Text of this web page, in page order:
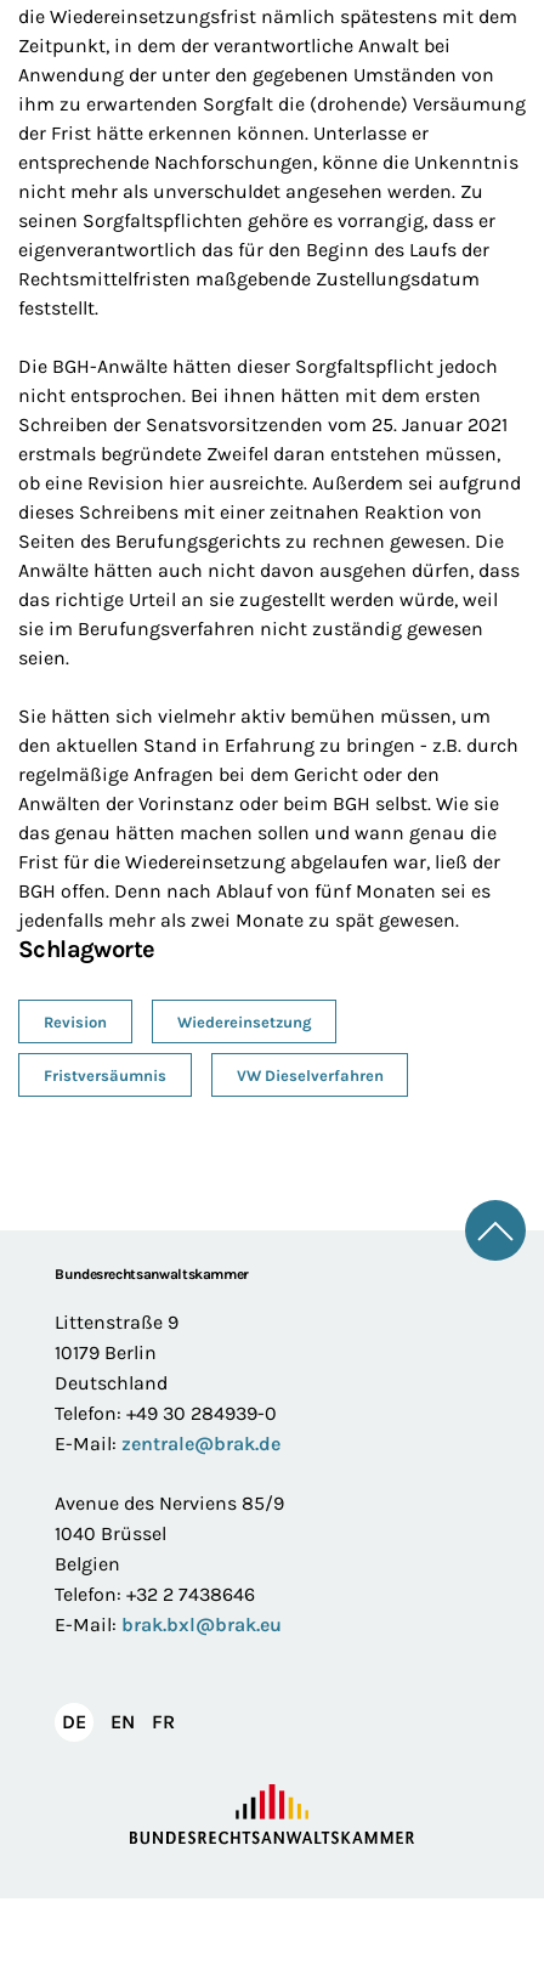
die Wiedereinsetzungsfrist nämlich spätestens mit dem
Zeitpunkt, in dem der verantwortliche Anwalt bei
Anwendung der unter den gegebenen Umständen von
ihm zu erwartenden Sorgfalt die (drohende) Versäumung
der Frist hätte erkennen können. Unterlasse er
entsprechende Nachforschungen, könne die Unkenntnis
nicht mehr als unverschuldet angesehen werden. Zu
seinen Sorgfaltspflichten gehöre es vorrangig, dass er
eigenverantwortlich das für den Beginn des Laufs der
Rechtsmittelfristen maßgebende Zustellungsdatum
feststellt.
Die BGH-Anwälte hätten dieser Sorgfaltspflicht jedoch
nicht entsprochen. Bei ihnen hätten mit dem ersten
Schreiben der Senatsvorsitzenden vom 25. Januar 2021
erstmals begründete Zweifel daran entstehen müssen,
ob eine Revision hier ausreichte. Außerdem sei aufgrund
dieses Schreibens mit einer zeitnahen Reaktion von
Seiten des Berufungsgerichts zu rechnen gewesen. Die
Anwälte hätten auch nicht davon ausgehen dürfen, dass
das richtige Urteil an sie zugestellt werden würde, weil
sie im Berufungsverfahren nicht zuständig gewesen
seien.
Sie hätten sich vielmehr aktiv bemühen müssen, um
den aktuellen Stand in Erfahrung zu bringen - z.B. durch
regelmäßige Anfragen bei dem Gericht oder den
Anwälten der Vorinstanz oder beim BGH selbst. Wie sie
das genau hätten machen sollen und wann genau die
Frist für die Wiedereinsetzung abgelaufen war, ließ der
BGH offen. Denn nach Ablauf von fünf Monaten sei es
jedenfalls mehr als zwei Monate zu spät gewesen.
Schlagworte
Revision Wiedereinsetzung
Fristversäumnis VW Dieselverfahren
FooterBundesrechtsanwaltskammer
Littenstraße 9
10179 Berlin
Deutschland
Telefon: +49 30 284939-0
E-Mail: zentrale@brak.de
Avenue des Nerviens 85/9
1040 Brüssel
Belgien
Telefon: +32 2 7438646
E-Mail: brak.bxl@brak.eu
DEDeutsch
EN English
FR